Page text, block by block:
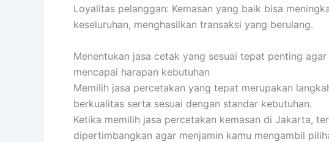
Loyalitas pelanggan: Kemasan yang baik bisa
keseluruhan, menghasilkan transaksi yang berulang.
Menentukan jasa cetak yang sesuai tepat penting
mencapai harapan kebutuhan
Memilih jasa percetakan yang tepat merupakan
berkualitas serta sesuai dengan standar kebutuhan.
Ketika memilih jasa percetakan kemasan di Jakarta,
dipertimbangkan agar menjamin kamu mengambil